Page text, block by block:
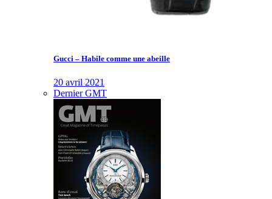
Gucci – Habile comme une abeille
20 avril 2021
Dernier GMT